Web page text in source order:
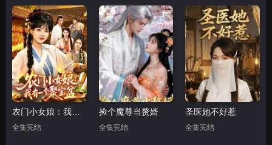
农门小女娘：我有一个聚宝盆
全集完结
捡个魔尊当赘婿
全集完结
圣医她不好惹
全集完结